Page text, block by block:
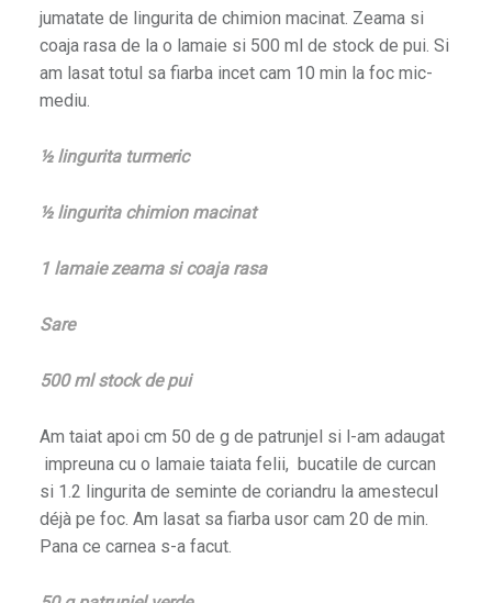
jumatate de lingurita de chimion macinat. Zeama si
coaja rasa de la o lamaie si 500 ml de stock de pui. Si
am lasat totul sa fiarba incet cam 10 min la foc mic-
mediu.
½ lingurita turmeric
½ lingurita chimion macinat
1 lamaie zeama si coaja rasa
Sare
500 ml stock de pui
Am taiat apoi cm 50 de g de patrunjel si l-am adaugat
impreuna cu o lamaie taiata felii, bucatile de curcan
si 1.2 lingurita de seminte de coriandru la amestecul
déjà pe foc. Am lasat sa fiarba usor cam 20 de min.
Pana ce carnea s-a facut.